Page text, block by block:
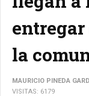
la
MAURICIO PINEDA
VISITAS: 6179